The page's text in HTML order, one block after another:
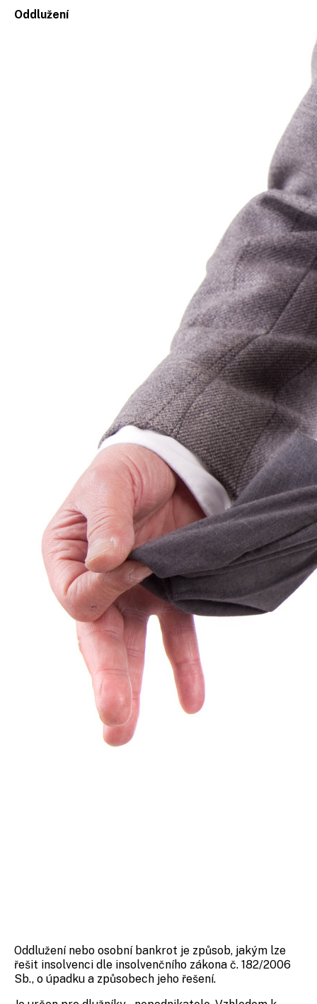
Oddlužení
Oddlužení nebo osobní bankrot je způsob, jakým lze
řešit insolvenci dle insolvenčního zákona č. 182/2006
Sb., o úpadku a způsobech jeho řešení.